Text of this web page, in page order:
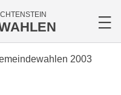
2003